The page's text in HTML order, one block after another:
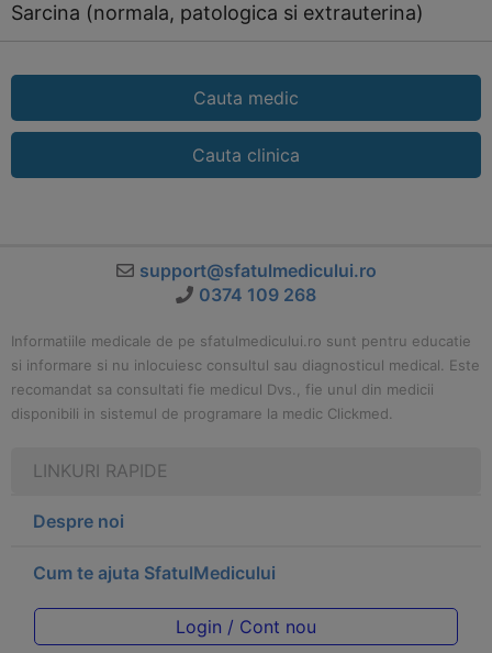
Sarcina (normala, patologica si extrauterina)
Cauta medic
Cauta clinica
support@sfatulmedicului.ro
0374 109 268
Informatiile medicale de pe sfatulmedicului.ro sunt pentru educatie
si informare si nu inlocuiesc consultul sau diagnosticul medical. Este
recomandat sa consultati fie medicul Dvs., fie unul din medicii
disponibili in sistemul de programare la medic Clickmed.
LINKURI RAPIDE
Despre noi
Cum te ajuta SfatulMedicului
Login / Cont nou